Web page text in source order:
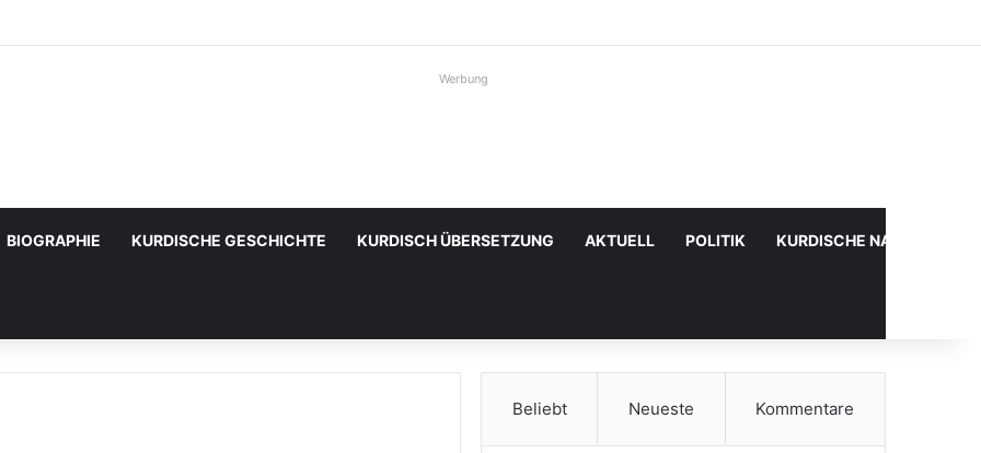
Werbung
BIOGRAPHIE KURDISCHE GESCHICHTE KURDISCH ÜBERSETZUNG AKTUELL POLITIK KURDISCHE
Beliebt Neueste Kommentare